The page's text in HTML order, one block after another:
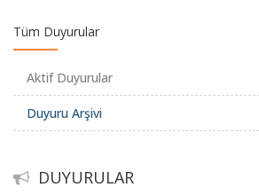
Tüm Duyurular
Aktif Duyurular
Duyuru Arşivi
DUYURULAR
2024-2025 GSF Özel Yetenek Giriş
KAYITLARI
2024-2025 Özel Yetenek Sınavları -
İLE İLGİLİ DUYURU
2024-2025 GSF Özel Yetenek ASİL ADAY